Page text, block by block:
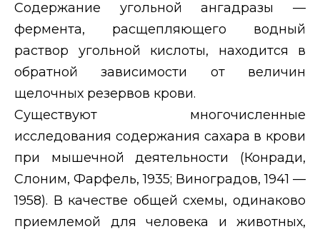
Содержание угольной ангадразы —
фермента, расщепляющего водный
раствор угольной кислоты, находится в
обратной зависимости от величин
щелочных резервов крови.
Существуют многочисленные
исследования содержания сахара в крови
при мышечной деятельности (Конради,
Слоним, Фарфель, 1935; Виноградов, 1941 —
1958). В качестве общей схемы, одинаково
приемлемой для человека и животных,